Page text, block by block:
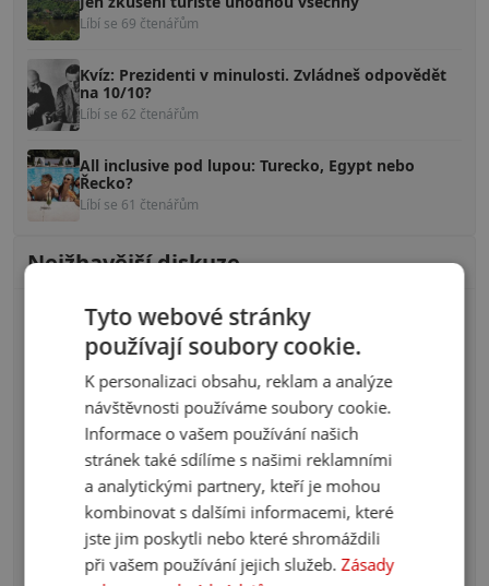
Líbí se 69 čtenářům
Kvíz: Prezidenti v minulosti. Zvládneš odpovědět
na 10/10?
Líbí se 62 čtenářům
All inclusive pod lupou: Turecko, Egypt nebo
Řecko?
Líbí se 61 čtenářům
Nejžhavější diskuze
Kvíz: Znáš brněnský hantec? Přeložíš 10/10 slov?
100 komentářů
Kvíz: Pověsti české, znáš je? Poznáš aspoň 5/10?
58 komentářů
Kvíz: Zvládáš české dějiny? Uhodneš, kdo je na
fotografii?
40 komentářů
Tyto webové stránky
používají soubory cookie.
K personalizaci obsahu, reklam a analýze
návštěvnosti používáme soubory cookie.
Informace o vašem používání našich
stránek také sdílíme s našimi reklamními
a analytickými partnery, kteří je mohou
kombinovat s dalšími informacemi, které
jste jim poskytli nebo které shromáždili
při vašem používání jejich služeb.Zásady